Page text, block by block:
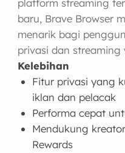
platform streaming
baru, Brave Browser
menarik bagi
privasi dan streaming
Kelebihan
Fitur privasi yang
iklan dan pelacak
Performa cepat
Mendukung
Rewards